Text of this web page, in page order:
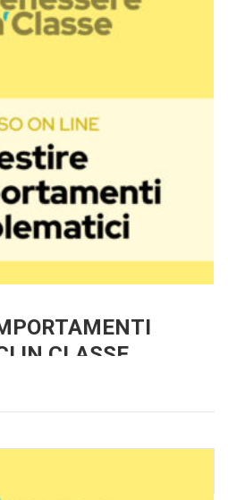
IN CLASSE
dai suggerimenti